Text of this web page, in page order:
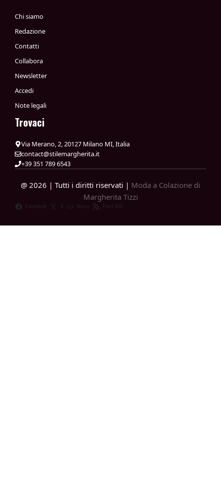
Chi siamo
Redazione
Contatti
Collabora
Newsletter
Accedi
Note legali
Trovaci
Via Merano, 2, 20127 Milano MI, Italia
contact@stilemargherita.it
+39 351 789 6543
@ 2026 | Tutti i diritti riservati | Moda a Colazione di
Margherita Tizzi
Facebook X News Feed RSS